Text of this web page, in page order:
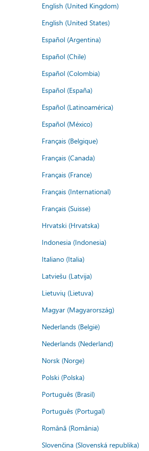
English (United Kingdom)
English (United States)
Español (Argentina)
Español (Chile)
Español (Colombia)
Español (España)
Español (Latinoamérica)
Español (México)
Français (Belgique)
Français (Canada)
Français (France)
Français (International)
Français (Suisse)
Hrvatski (Hrvatska)
Indonesia (Indonesia)
Italiano (Italia)
Latviešu (Latvija)
Lietuvių (Lietuva)
Magyar (Magyarország)
Nederlands (België)
Nederlands (Nederland)
Norsk (Norge)
Polski (Polska)
Português (Brasil)
Português (Portugal)
Română (România)
Slovenčina (Slovenská republika)